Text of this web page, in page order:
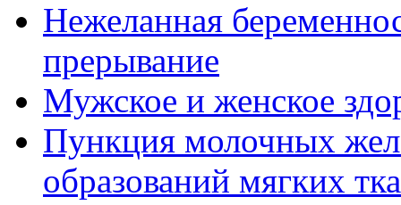
Нежеланная
прерывание
Мужское и женское
Пункция молочных
образований мягких